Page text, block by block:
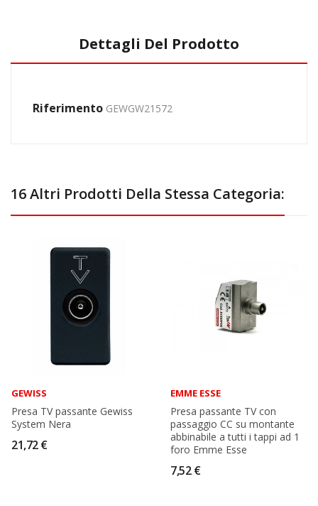
Dettagli Del Prodotto
Riferimento GEWGW21572
16 Altri Prodotti Della Stessa Categoria:
GEWISS
Presa TV passante Gewiss
System Nera
21,72 €
EMME ESSE
Presa passante TV con
passaggio CC su montante
abbinabile a tutti i tappi ad 1
foro Emme Esse
7,52 €